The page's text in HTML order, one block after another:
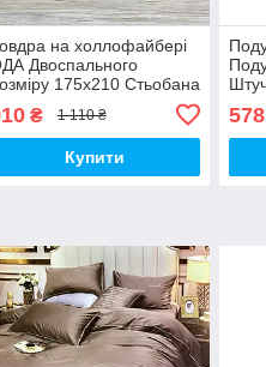
на холлофайбері
Двоспального
175х210 Стьобана
₴ 1 110 ₴
Купити
578